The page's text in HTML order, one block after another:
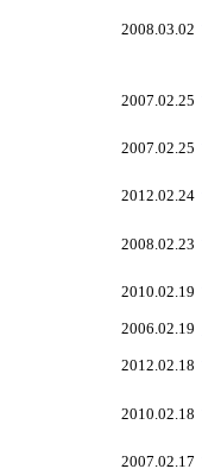
2008.03.02
2007.02.25
2007.02.25
2012.02.24
2008.02.23
2010.02.19
2006.02.19
2012.02.18
2010.02.18
2007.02.17